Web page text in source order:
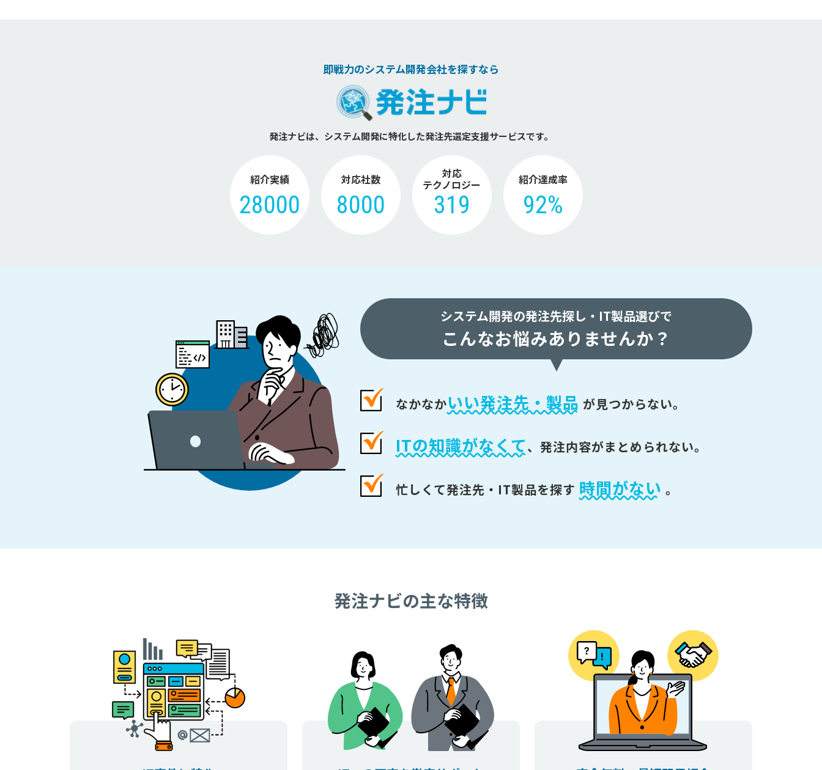
即戦力のシステム開発会社を探すなら
発注ナビは、システム開発に特化した発注先選定支援サービスです。
紹介実績
28000
対応社数
8000
対応
テクノロジー
319
紹介達成率
92%
システム開発の発注先探し・ IT製品選びで
こんなお悩みありませんか？
なかなかいい発注先・製品 が見つからない。
ITの知識がなくて、 発注内容がまとめられない。
忙しくて発注先・IT製品を探す 時間がない 。
発注ナビの主な特徴